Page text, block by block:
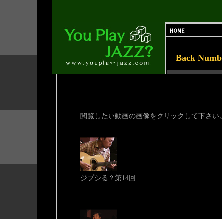
Back
閲覧したい動画の画像をクリックして下さい
ジプシる？第14回